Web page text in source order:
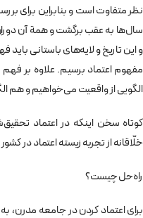
نظر متفاوت است و بنابراین برای
و این تاریخ و لایه‌های باستانی
مفهوم اعتماد برسیم. علاوه بر
الگویی از واقعیت می‌خواهیم و هم
کوتاه سخن اینکه در اعتماد
خلّاقانه از تجربه زیسته اعتماد در
راه‌حل چیست؟
برای اعتماد کردن در جامعه مدرن،